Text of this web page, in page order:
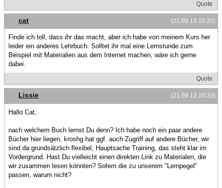
Quote
(21.09.13 10:20)
cat
Finde ich toll, dass ihr das macht, aber ich habe von meinem Kurs her
leider ein anderes Lehrbuch. Solltet ihr mal eine Lernstunde zum
Beispiel mit Materialien aus dem Internet machen, wäre ich gerne
dabei.
Quote
(21.09.13 10:33)
Lissie
Hallo Cat,
nach welchem Buch lernst Du denn? Ich habe noch ein paar andere
Bücher hier liegen, kroshg hat ggf. auch Zugriff auf andere Bücher, wir
sind da grundsätzlich flexibel, Hauptsache Training, das steht klar im
Vordergrund. Hast Du vielleicht einen direkten Link zu Materialen, die
wir zusammen lesen könnten? Sofern die zu unserem "Lernpegel"
passen, warum nicht?